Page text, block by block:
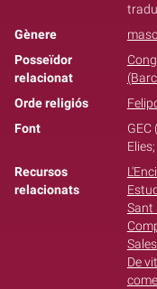
Gènere
Posseïdor
relacionat
Orde religiós
Font
GEC
Recursos
relacionats
Sant
De